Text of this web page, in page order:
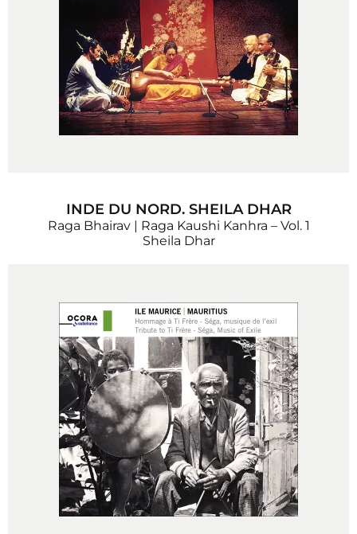
INDE DU NORD. SHEILA DHAR
Raga Bhairav | Raga Kaushi Kanhra – Vol. 1
Sheila Dhar